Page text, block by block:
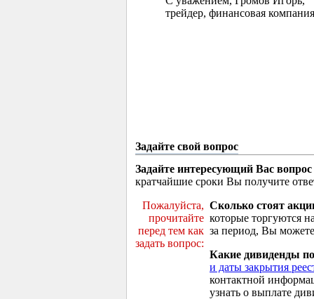
трейдер, финансовая
Задайте свой вопрос
Задайте интересующий Вас вопрос
кратчайшие сроки Вы получите
Пожалуйста,
прочитайте
перед тем как
задать вопрос:
Сколько стоят
которые торгуются
за период, Вы
Какие дивиденды
и даты закрытия
контактной
узнать о выплате